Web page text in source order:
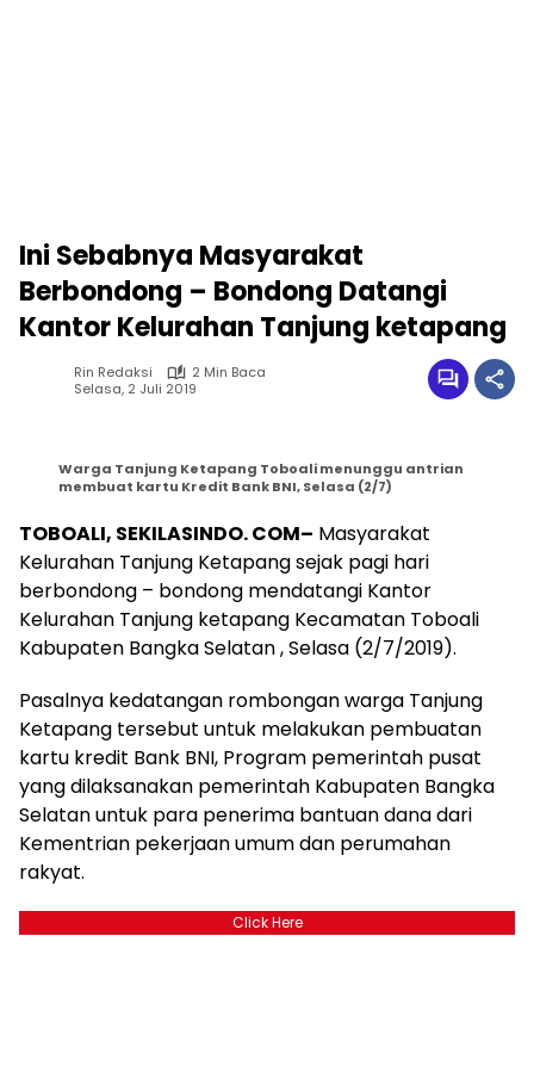
Ini Sebabnya Masyarakat
Berbondong – Bondong Datangi
Kantor Kelurahan Tanjung ketapang
Rin Redaksi
2 Min Baca
Selasa, 2 Juli 2019
Warga Tanjung Ketapang Toboali menunggu antrian
membuat kartu Kredit Bank BNI, Selasa (2/7)
TOBOALI, SEKILASINDO. COM– Masyarakat
Kelurahan Tanjung Ketapang sejak pagi hari
berbondong – bondong mendatangi Kantor
Kelurahan Tanjung ketapang Kecamatan Toboali
Kabupaten Bangka Selatan , Selasa (2/7/2019).
Pasalnya kedatangan rombongan warga Tanjung
Ketapang tersebut untuk melakukan pembuatan
kartu kredit Bank BNI, Program pemerintah pusat
yang dilaksanakan pemerintah Kabupaten Bangka
Selatan untuk para penerima bantuan dana dari
Kementrian pekerjaan umum dan perumahan
rakyat.
Click Here